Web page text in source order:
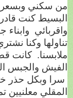
من سكني وبسعر
البسيط كنت
واقربائي وابناء
تناولها وكنا
ملابسنا. كانت
الفيش والجبس
سرا وبكل حذر
المقلي معلنيين